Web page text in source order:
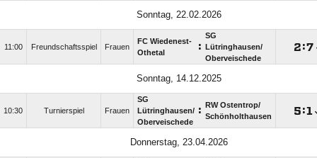
Sonntag, 22.02.2026
11:00 Freundschaftsspiel Frauen
FC Wiedenest-
Othetal
:
SG
Lütringhausen/​
Oberveischede
:
Sonntag, 14.12.2025
10:30 Turnierspiel Frauen
SG
Lütringhausen/​
Oberveischede
:
RW Ostentrop/​
Schönholthausen
:
Donnerstag, 23.04.2026